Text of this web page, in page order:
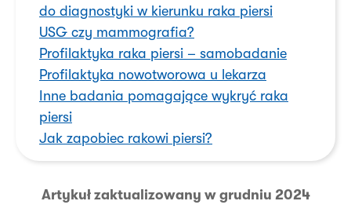
do diagnostyki w kierunku raka piersi
USG czy mammografia?
Profilaktyka raka piersi – samobadanie
Profilaktyka nowotworowa u lekarza
Inne badania pomagające wykryć raka
piersi
Jak zapobiec rakowi piersi?
Artykuł zaktualizowany w grudniu 2024